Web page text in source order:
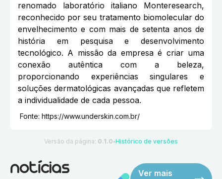
renomado laboratório italiano Monteresearch,
reconhecido por seu tratamento biomolecular do
envelhecimento e com mais de setenta anos de
história em pesquisa e desenvolvimento
tecnológico. A missão da empresa é criar uma
conexão autêntica com a beleza,
proporcionando experiências singulares e
soluções dermatológicas avançadas que refletem
a individualidade de cada pessoa.
Fonte: https://www.underskin.com.br/
Versão da página: 0.1.0 ●Histórico de versões
notícias
Ver mais